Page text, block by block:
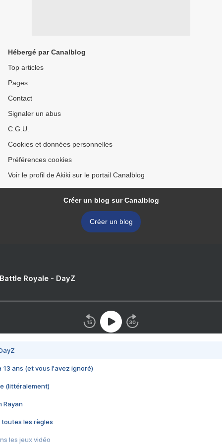
Hébergé par Canalblog
Top articles
Pages
Contact
Signaler un abus
C.G.U.
Cookies et données personnelles
Préférences cookies
Voir le profil de Akiki sur le portail Canalblog
Créer un blog sur Canalblog
Créer un blog
Royale - DayZ
13 ans (et vous l'avez ignoré)
(littéralement)
Rayan
toutes les règles
les jeux vidéo